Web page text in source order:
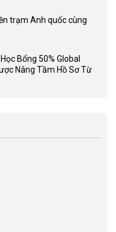
trạm Anh quốc cùng
Bổng 50% Global
Nâng Tầm Hồ Sơ Từ